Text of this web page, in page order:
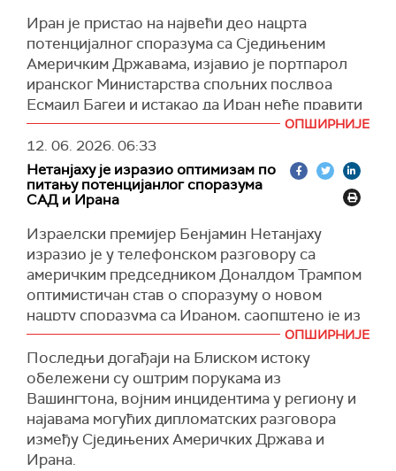
Нафта Брент појефтинила је за 1,1 одсто на
89,40 долара по барелу, после готово
тропроцентног пада током претходне
трговинске сесије.
Најшири МСЦИ индекс азијско-пацифичких
акција без Јапана порастао је за 3,2 одсто.
Јужнокорејски КОСПИ скочио је 7,4 одсто,
јапански Никкеи 2,7 одсто, кинески ЦСИ300
један одсто, док је хонгконшки Ханг Сенг
порастао 1,3 одсто.
Раст је забележен и на Волстриту, где су сва
три главна индекса остварила највеће дневне
добитке од априла.
Иран је пристао на највећи део нацрта
потенцијалног споразума са Сједињеним
Америчким Државама, изјавио је портпарол
иранског Министарства спољних послвоа
Есмаил Багеи и истакао да Иран неће правити
компромис кад је реч о њиховим "црвеним
линијама".
Багеи је нагласио да Иран још није донео
коначну одлуку о споразуму, додајући да је
"стално мењале став", преносиАл Џазира
Он је рекао да Катар и Пакистан активно
учествују у посредничким напорима, али да су
недавне акције САД, односно напади на Иран,
утицале на дипломатски процес.
Истакао је да је ситуација у вези са Ормуским
мореузом постала све мање безбедна због
америчких акција.
(Танјуг)
ОПШИРНИЈЕ
12. 06. 2026.06:33
Нетанјаху је изразио оптимизам по
питању потенцијанлог споразума
САД и Ирана
Израелски премијер Бенјамин Нетанјаху
изразио је у телефонском разговору са
америчким председником Доналдом Трампом
оптимистичан став о споразуму о новом
нацрту споразума са Ираном, саопштено је из
Нетанјахуовог кабинета.
У саопштењу се наводи да је у разговору било
речи о "новом меморандуму о разумевању са
Ираном у вези са ступањем у преговоре",
преноси Тајмс оф Израел.
"Иако Израел није страна меморандума о
ОПШИРНИЈЕ
Последњи догађаји на Блиском истоку
обележени су оштрим порукама из
Вашингтона, војним инцидентима у региону и
најавама могућих дипломатских разговора
између Сједињених Америчких Држава и
Ирана.